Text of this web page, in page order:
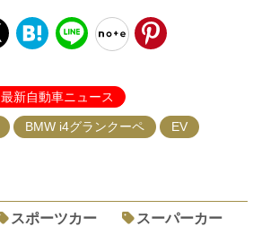
最新自動車ニュース
BMW i4グランクーペ EV
スポーツカー
スーパーカー